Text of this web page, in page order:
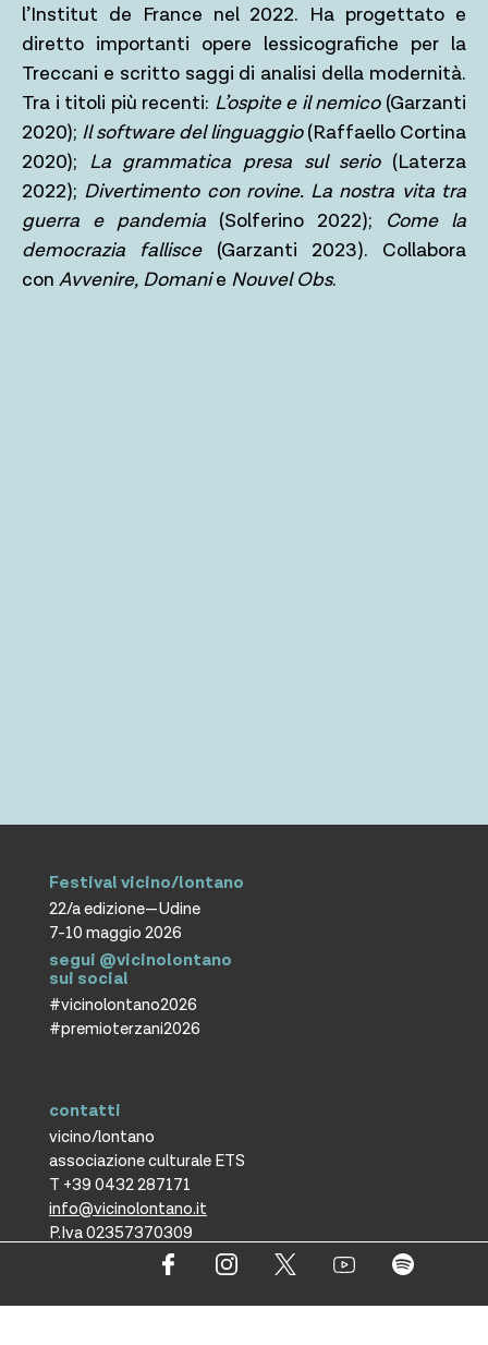
l’Institut de France nel 2022. Ha progettato e
diretto importanti opere lessicografiche per la
Treccani e scritto saggi di analisi della modernità.
Tra i titoli più recenti: L’ospite e il nemico(Garzanti
2020); Il software del linguaggio(Raffaello Cortina
2020); La grammatica presa sul serio(Laterza
2022); Divertimento con rovine. La nostra vita tra
guerra e pandemia (Solferino 2022); Come la
democrazia fallisce(Garzanti 2023). Collabora
con Avvenire, Domanie Nouvel Obs.
Festival vicino/lontano
22/a edizione—Udine
7-10 maggio 2026
segui @vicinolontano
sui social
#vicinolontano2026
#premioterzani2026
contatti
vicino/lontano
associazione culturale ETS
T +39 0432 287171
info@vicinolontano.it
P.Iva 02357370309